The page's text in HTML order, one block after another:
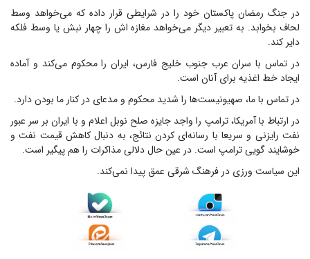
در جنگ رمضان پاکستان خود را در شرایطی قرار داده که می‌خواهد وسط
لحاف بخوابد. به تعبیر دیگر می‌خواهد مغازه اش را چهار نبش یا وسط فلکه
دایر کند.
در تماس با سران عرب جنوب خلیج فارس، ایران را محکوم می‌کند و آماده
ایجاد خط اغذیه برای آنان است.
در تماس با ما، صهیونیست‌ها را شدید محکوم و مدعای در کنار ما بودن دارد.
در ارتباط با آمریکا، ترامپ را واجد جایزه صلح نوبل اعلام و با ایران بر سر عبور
نفت رایزنی و سریعا با رسانه‌ای کردن نتائج، به دنبال کاهش قیمت نفت و
خوشایند گویی ترامپ است. در عین حال دلالی مذاکرات را هم پیگیر است.
این سیاست ورزی در فرهنگ شرقی عمق پیدا نمی‌کند.